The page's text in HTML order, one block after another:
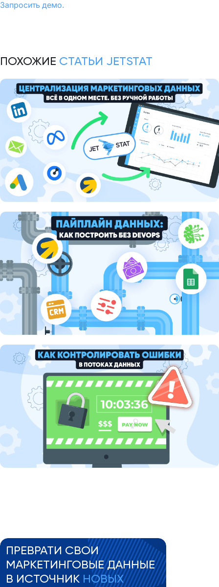
Запросить демо.
ПОХОЖИЕ СТАТЬИ JETSTAT
ПРЕВРАТИ СВОИ
МАРКЕТИНГОВЫЕ ДАННЫЕ
В ИСТОЧНИК НОВЫХ